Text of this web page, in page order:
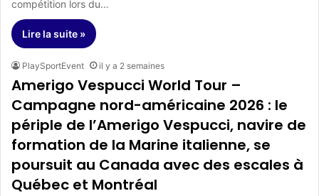
compétition lors du…
Lire la suite »
PlaySportEvent il y a 2 semaines
Amerigo Vespucci World Tour –
Campagne nord-américaine 2026 : le
périple de l’Amerigo Vespucci, navire de
formation de la Marine italienne, se
poursuit au Canada avec des escales à
Québec et Montréal